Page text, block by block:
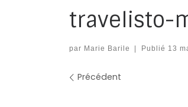
travelisto-
par Marie Barile | Publié 13
Navigation
Précédent